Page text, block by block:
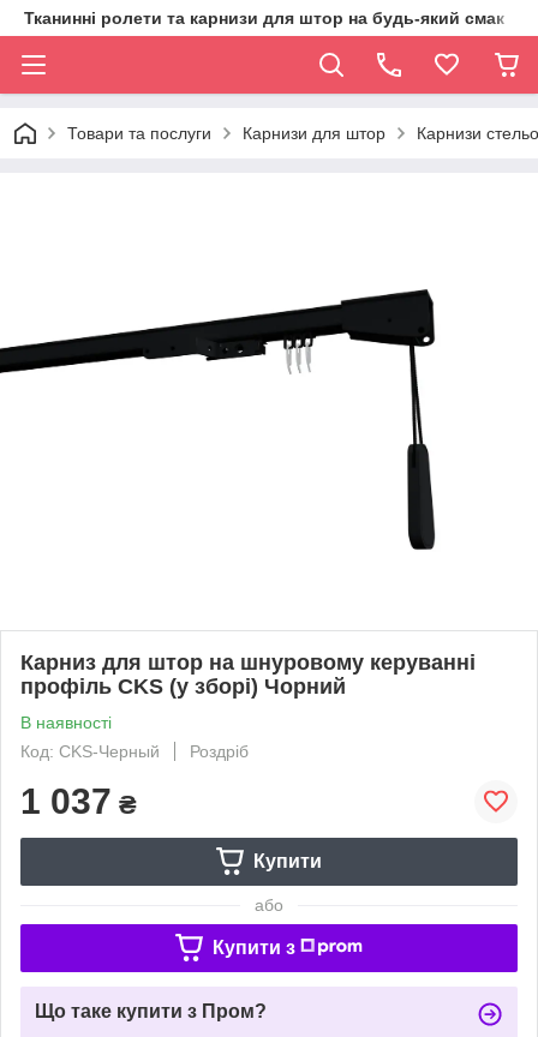
Тканинні ролети та карнизи для штор на будь-який смак
Товари та послуги Карнизи для штор Карнизи
Карниз для штор на шнуровому керуванні
профіль СKS (у зборі) Чорний
В наявності
Код: CKS-Черный
Роздріб
1 037 ₴
Купити
або
Купити з
Що таке купити з Пром?